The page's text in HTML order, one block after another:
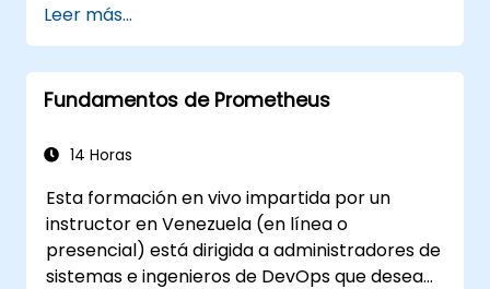
Configurar fuentes de datos básicas y
tableros (dashboards) en Grafana.
Monitorear las métricas del sistema y
visualizar datos utilizando Prometheus.
Leer más...
Fundamentos de Prometheus
14 Horas
Esta formación en vivo impartida por un
instructor en Venezuela (en línea o
presencial) está dirigida a administradores de
sistemas e ingenieros de DevOps que desean